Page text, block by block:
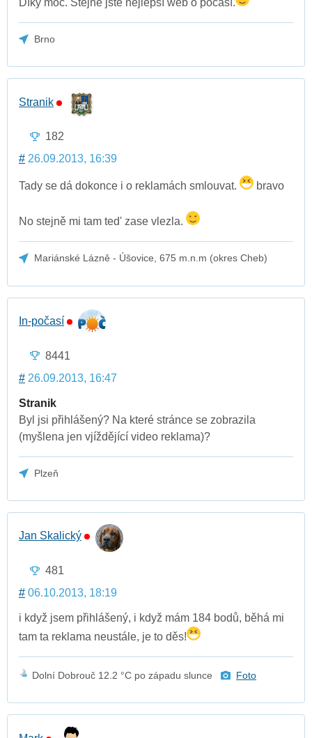
Díky moc. Stejně jste nejlepší web o počasí.
Brno
Stranik
182
# 26.09.2013, 16:39
Tady se dá dokonce i o reklamách smlouvat. bravo
No stejně mi tam ted' zase vlezla.
Mariánské Lázně - Úšovice, 675 m.n.m (okres Cheb)
In-počasí
8441
# 26.09.2013, 16:47
Stranik
Byl jsi přihlášený? Na které stránce se zobrazila
(myšlena jen vjíždějící video reklama)?
Plzeň
Jan Skalický
481
# 06.10.2013, 18:19
i když jsem přihlášený, i když mám 184 bodů, běhá mi
tam ta reklama neustále, je to děs!
Dolní Dobrouč 12.2 °C po západu slunce Foto